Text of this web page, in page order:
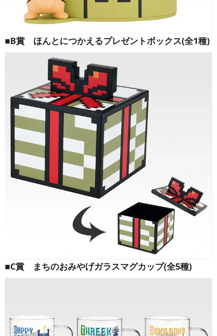
■B賞 ほんとにつかえるプレゼントボックス(全1種)
■C賞 まちのおみやげガラスマグカップ(全5種)